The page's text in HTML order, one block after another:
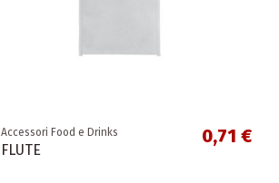
Accessori Food e Drinks
FLUTE
0,71 €